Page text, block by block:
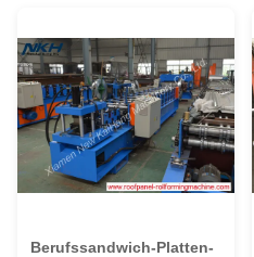
Berufssandwich-Platten-